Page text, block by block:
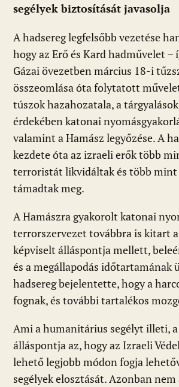
segélyek biztosítását javasolja
A hadsereg legfelsőbb vezetése
hogy az Erő és Kard hadművelet –
Gázai övezetben március 18-i
összeomlása óta folytatott
túszok hazahozatala, a
érdekében katonai
valamint a Hamász legyőzése. A
kezdete óta az izraeli erők több
terroristát likvidáltak és több
támadtak meg.
A Hamászra gyakorolt katonai
terrorszervezet továbbra is kitart
képviselt álláspontja mellett,
és a megállapodás időtartamának
hadsereg bejelentette, hogy a
fognak, és további tartalékos
Ami a humanitárius segélyt illeti,
álláspontja az, hogy az Izraeli
lehető legjobb módon fogja
segélyek elosztását. Azonban